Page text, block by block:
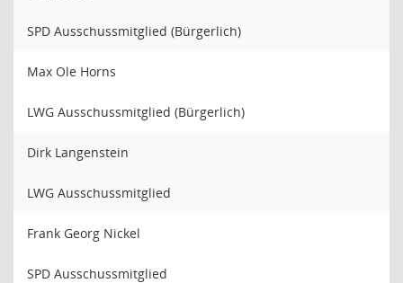
SPD Ausschussmitglied (Bürgerlich)
Max Ole Horns
LWG Ausschussmitglied (Bürgerlich)
Dirk Langenstein
LWG Ausschussmitglied
Frank Georg Nickel
SPD Ausschussmitglied